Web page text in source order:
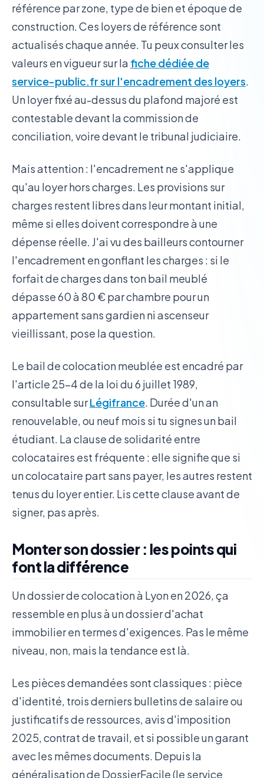
référence par zone, type de bien et époque de
construction. Ces loyers de référence sont
actualisés chaque année. Tu peux consulter les
valeurs en vigueur sur la fiche dédiée de
service-public.fr sur l'encadrement des loyers.
Un loyer fixé au-dessus du plafond majoré est
contestable devant la commission de
conciliation, voire devant le tribunal judiciaire.
Mais attention : l'encadrement ne s'applique
qu'au loyer hors charges. Les provisions sur
charges restent libres dans leur montant initial,
même si elles doivent correspondre à une
dépense réelle. J'ai vu des bailleurs contourner
l'encadrement en gonflant les charges : si le
forfait de charges dans ton bail meublé
dépasse 60 à 80 € par chambre pour un
appartement sans gardien ni ascenseur
vieillissant, pose la question.
Le bail de colocation meublée est encadré par
l'article 25-4 de la loi du 6 juillet 1989,
consultable surLégifrance. Durée d'un an
renouvelable, ou neuf mois si tu signes un bail
étudiant. La clause de solidarité entre
colocataires est fréquente : elle signifie que si
un colocataire part sans payer, les autres restent
tenus du loyer entier. Lis cette clause avant de
signer, pas après.
Monter son dossier : les points qui
font la différence
Un dossier de colocation à Lyon en 2026, ça
ressemble en plus à un dossier d'achat
immobilier en termes d'exigences. Pas le même
niveau, non, mais la tendance est là.
Les pièces demandées sont classiques : pièce
d'identité, trois derniers bulletins de salaire ou
justificatifs de ressources, avis d'imposition
2025, contrat de travail, et si possible un garant
avec les mêmes documents. Depuis la
généralisation de DossierFacile (le service